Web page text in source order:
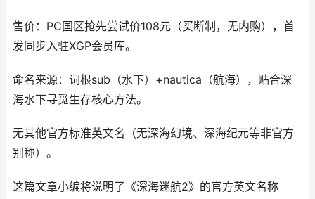
售价：PC国区抢先尝试价108元（买断制，无内购），首
发同步入驻XGP会员库。
命名来源：词根sub（水下）+nautica（航海），贴合深
海水下寻觅生存核心方法。
无其他官方标准英文名（无深海幻境、深海纪元等非官方
别称）。
这篇文章小编将说明了《深海迷航2》的官方英文名称